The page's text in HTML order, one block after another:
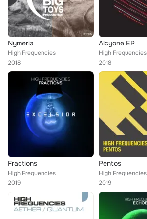
Nymeria
High Frequencies
2018
Alcyone EP
High Frequencies
2018
Fractions
High Frequencies
2019
Pentos
High Frequencies
2019